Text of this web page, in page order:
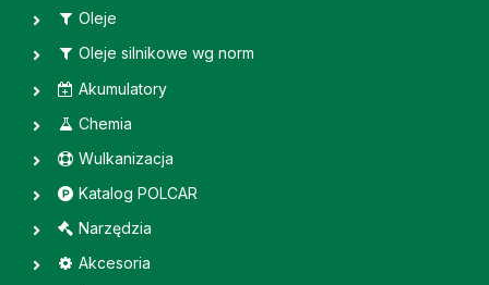
Oleje
Oleje silnikowe wg norm
Akumulatory
Chemia
Wulkanizacja
Katalog POLCAR
Narzędzia
Akcesoria